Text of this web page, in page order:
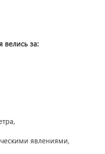
за:
явлениями,